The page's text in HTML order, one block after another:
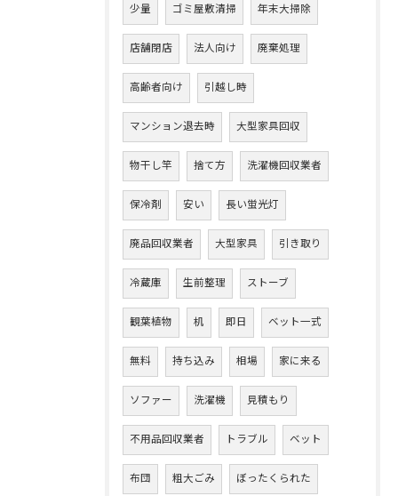
少量 ゴミ屋敷清掃 年末大掃除
店舗閉店 法人向け 廃棄処理
高齢者向け 引越し時
マンション退去時 大型家具回収
物干し竿 捨て方 洗濯機回収業者
保冷剤 安い 長い蛍光灯
廃品回収業者 大型家具 引き取り
冷蔵庫 生前整理 ストーブ
観葉植物 机 即日 ベット一式
無料 持ち込み 相場 家に来る
ソファー 洗濯機 見積もり
不用品回収業者 トラブル ベット
布団 粗大ごみ ぼったくられた